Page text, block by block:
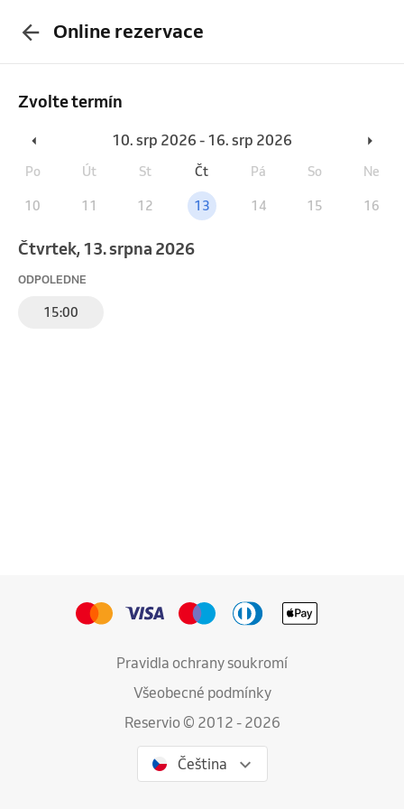
Online rezervace
Zvolte termín
10. srp 2026 - 16. srp 2026
Po Út St Čt Pá So Ne
10 11 12 13 14 15 16
čtvrtek, 13. srpna 2026
ODPOLEDNE
15:00
Pravidla ochrany soukromí
Všeobecné podmínky
Reservio © 2012 - 2026
Čeština